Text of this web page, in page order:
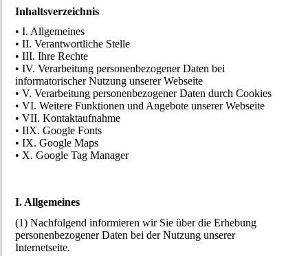
Inhaltsverzeichnis
• I. Allgemeines
• II. Verantwortliche Stelle
• III. Ihre Rechte
• IV. Verarbeitung personenbezogener Daten bei
informatorischer Nutzung unserer Webseite
• V. Verarbeitung personenbezogener Daten durch Cookies
• VI. Weitere Funktionen und Angebote unserer Webseite
• VII. Kontaktaufnahme
• IIX. Google Fonts
• IX. Google Maps
• X. Google Tag Manager
I. Allgemeines
(1) Nachfolgend informieren wir Sie über die Erhebung
personenbezogener Daten bei der Nutzung unserer
Internetseite.